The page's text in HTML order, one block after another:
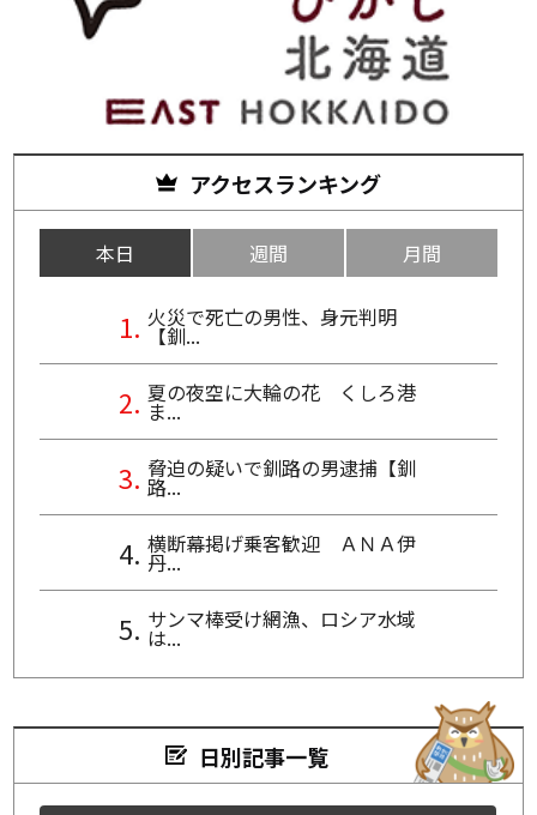
アクセスランキング
本日 週間 月間
火災で死亡の男性、身元判明
【釧...
夏の夜空に大輪の花 くしろ港
ま...
脅迫の疑いで釧路の男逮捕【釧
路...
横断幕掲げ乗客歓迎 ＡＮＡ伊
丹...
サンマ棒受け網漁、ロシア水域
は...
日別記事一覧